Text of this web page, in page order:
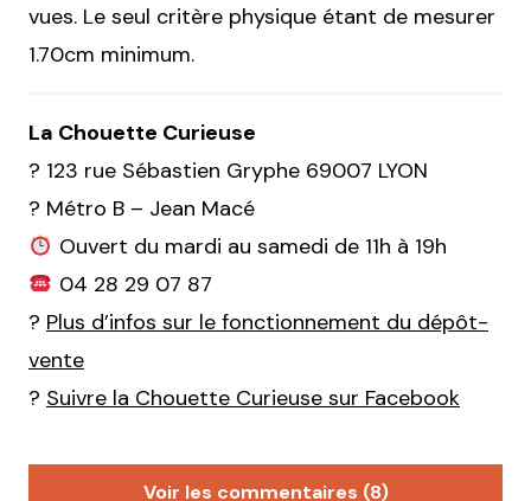
vues. Le seul critère physique étant de mesurer
1.70cm minimum.
La Chouette Curieuse
? 123 rue Sébastien Gryphe 69007 LYON
? Métro B – Jean Macé
Ouvert du mardi au samedi de 11h à 19h
04 28 29 07 87
? Plus d’infos sur le fonctionnement du dépôt-
vente
? Suivre la Chouette Curieuse sur Facebook
Voir les commentaires (8)